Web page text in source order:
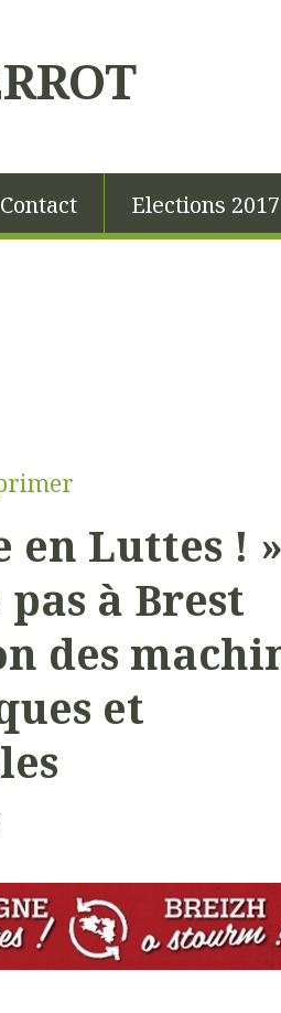
Contact Elections 2017
en Luttes !
à Brest
des
et